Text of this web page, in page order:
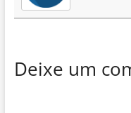
Deixe um